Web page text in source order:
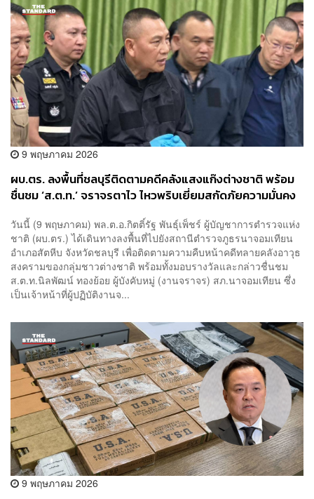
9 พฤษภาคม 2026
ผบ.ตร. ลงพื้นที่ชลบุรีติดตามคดีคลังแสงแก๊งต่างชาติ พร้อม
ชื่นชม ‘ส.ต.ท.’ จราจรตาไว ไหวพริบเยี่ยมสกัดภัยความมั่นคง
วันนี้ (9 พฤษภาคม) พล.ต.อ.กิตติ์รัฐ พันธุ์เพ็ชร์ ผู้บัญชาการตำรวจแห่ง
ชาติ (ผบ.ตร.) ได้เดินทางลงพื้นที่ไปยังสถานีตำรวจภูธรนาจอมเทียน
อำเภอสัตหีบ จังหวัดชลบุรี เพื่อติดตามความคืบหน้าคดีทลายคลังอาวุธ
สงครามของกลุ่มชาวต่างชาติ พร้อมทั้งมอบรางวัลและกล่าวชื่นชม
ส.ต.ท.นิลพัฒน์ ทองย้อย ผู้บังคับหมู่ (งานจราจร) สภ.นาจอมเทียน ซึ่ง
เป็นเจ้าหน้าที่ผู้ปฏิบัติงานจ...
9 พฤษภาคม 2026